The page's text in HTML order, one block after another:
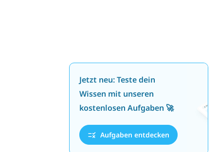
Jetzt neu: Teste dein
Wissen mit unseren
kostenlosen Aufgaben 🚀
Aufgaben entdecken